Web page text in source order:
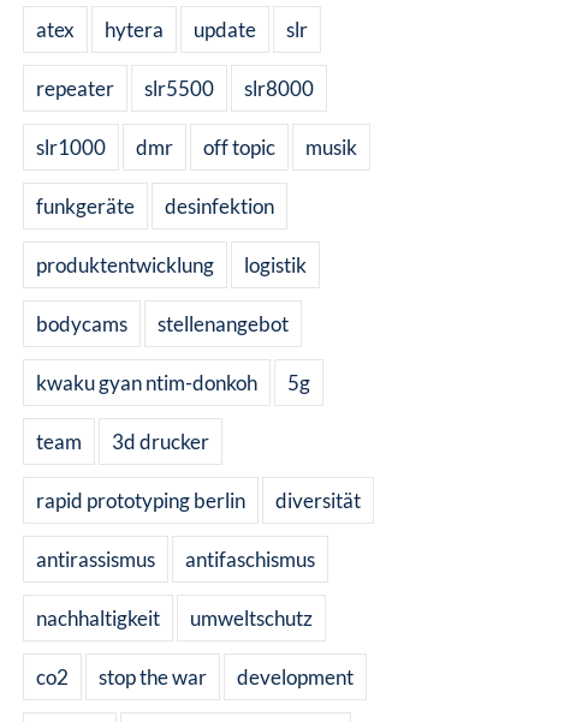
atex hytera update slr
repeater slr5500 slr8000
slr1000 dmr off topic musik
funkgeräte desinfektion
produktentwicklung logistik
bodycams stellenangebot
kwaku gyan ntim-donkoh 5g
team 3d drucker
rapid prototyping berlin diversität
antirassismus antifaschismus
nachhaltigkeit umweltschutz
co2 stop the war development